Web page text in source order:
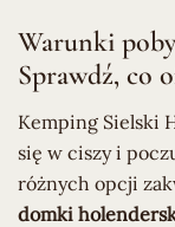
Warunki
Sprawdź, co
Kemping Sielski
się w ciszy i
różnych opcji
domki